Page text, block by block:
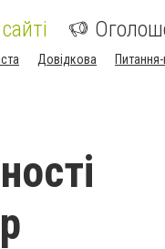
Довідкова Питання-